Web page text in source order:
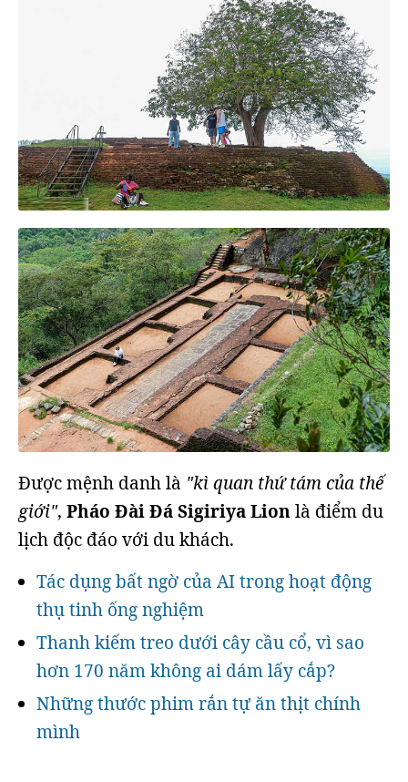
Được mệnh danh là "kì quan thứ tám của thế
giới", Pháo Đài Đá Sigiriya Lionlà điểm du
lịch độc đáo với du khách.
Tác dụng bất ngờ của AI trong hoạt động
thụ tinh ống nghiệm
Thanh kiếm treo dưới cây cầu cổ, vì sao
hơn 170 năm không ai dám lấy cắp?
Những thước phim rắn tự ăn thịt chính
mình